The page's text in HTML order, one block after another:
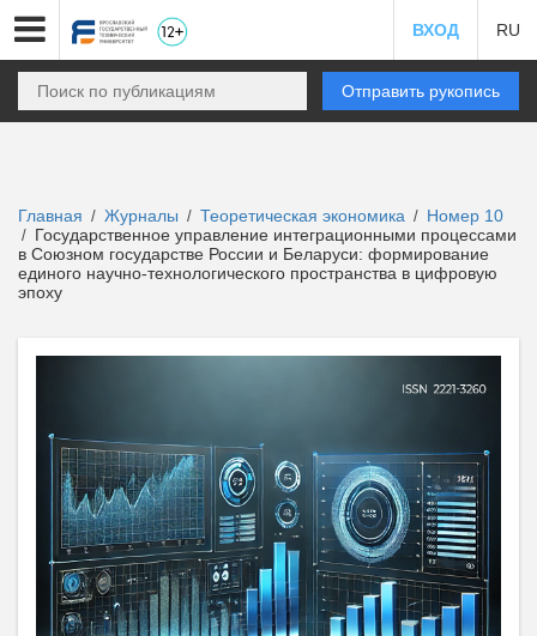
ВХОД RU
Отправить рукопись
Главная / Журналы / Теоретическая экономика / Номер 10
/ Государственное управление интеграционными процессами
в Союзном государстве России и Беларуси: формирование
единого научно-технологического пространства в цифровую
эпоху